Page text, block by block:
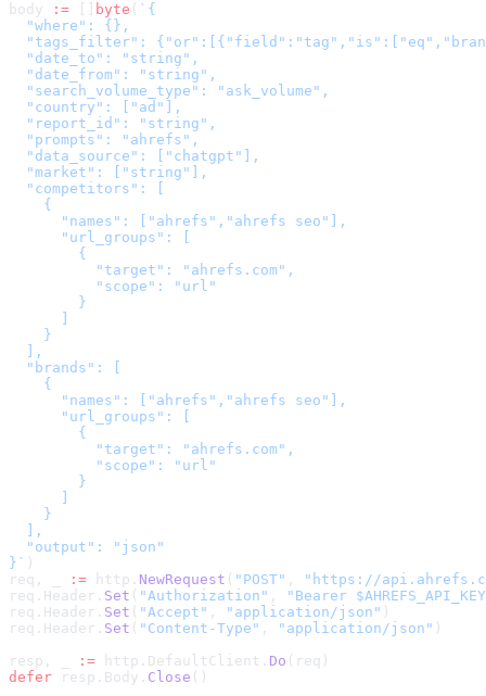
body := byte ( ` {
  "where": {},
"tags_filter":
  "date_to": "string",
  "date_from": "string",
  "search_volume_type": "ask_volume",
  "country": ["ad"],
  "report_id": "string",
  "prompts": "ahrefs",
  "data_source": ["chatgpt"],
  "market": ["string"],
  "competitors": [
    {
      "names": ["ahrefs","ahrefs seo"],
      "url_groups": [
        {
          "target": "ahrefs.com",
          "scope": "url"
        }
    }
  ],
  "brands": [
    {
      "names": ["ahrefs","ahrefs seo"],
      "url_groups": [
        {
          "target": "ahrefs.com",
          "scope": "url"
        }
    }
  ],
  "output": "json"
} ` )
req, _
:= http. NewRequest ( "POST" , " https://
req.Header. Set ( "Authorization" ,
"Bearer
req.Header. Set ( "Accept" , "application/json" )
req.Header. Set ( "Content-Type" , "application/json" )
resp, _
:= http.DefaultClient. Do (req)
defer resp.Body. Close ()